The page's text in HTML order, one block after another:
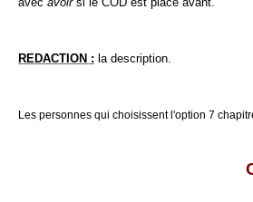
REDACTION : la description.
Les personnes qui choisissent l'option 7